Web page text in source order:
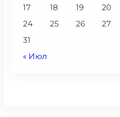
« Июл
17
18 19 20
24
25 26 27
31